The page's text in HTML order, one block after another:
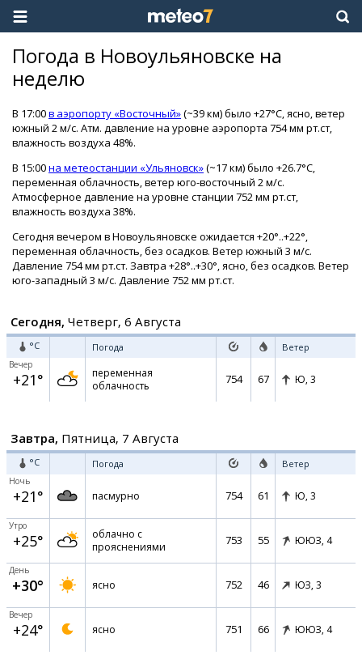
Погода в Новоульяновске на
неделю
В 17:00в аэропорту «Восточный»(~39 км) было +27°C, ясно, ветер
южный 2 м/с. Атм. давление на уровне аэропорта 754 мм рт.ст,
влажность воздуха 48%.
В 15:00на метеостанции «Ульяновск»(~17 км) было +26.7°C,
переменная облачность, ветер юго-восточный 2 м/с.
Атмосферное давление на уровне станции 752 мм рт.ст,
влажность воздуха 38%.
Сегодня вечером в Новоульяновске ожидается +20°..+22°,
переменная облачность, без осадков. Ветер южный 3 м/с.
Давление 754 мм рт.ст. Завтра +28°..+30°, ясно, без осадков. Ветер
юго-западный 3 м/с. Давление 752 мм рт.ст.
Сегодня, Четверг, 6 Августа
°C Погода Ветер
Вечер
+21°
переменная
облачность
754 67 Ю, 3
Завтра, Пятница, 7 Августа
°C Погода Ветер
Ночь
+21° пасмурно 754 61 Ю, 3
Утро
+25°
облачно с
прояснениями
753 55 ЮЮЗ, 4
День
+30° ясно 752 46 ЮЗ, 3
Вечер
+24° ясно 751 66 ЮЮЗ, 4